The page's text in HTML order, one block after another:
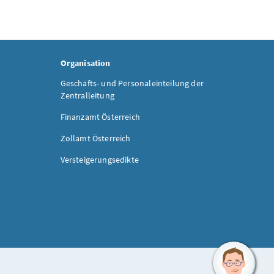
Organisation
Geschäfts- und Personaleinteilung der
Zentralleitung
Finanzamt Österreich
Zollamt Österreich
Versteigerungsedikte